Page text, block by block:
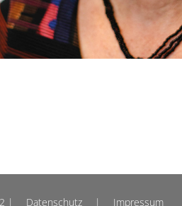
| Datenschutz | Impressum